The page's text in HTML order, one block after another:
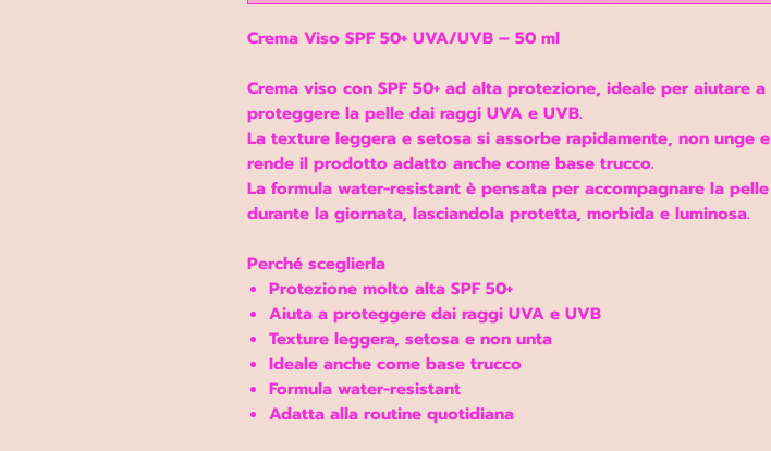
Crema Viso SPF 50+ UVA/UVB – 50 ml
Crema viso con SPF 50+ ad alta protezione, ideale per aiutare a
proteggere la pelle dai raggi UVA e UVB.
La texture leggera e setosa si assorbe rapidamente, non unge e
rende il prodotto adatto anche come base trucco.
La formula water-resistant è pensata per accompagnare la pelle
durante la giornata, lasciandola protetta, morbida e luminosa.
Perché sceglierla
Protezione molto alta SPF 50+
Aiuta a proteggere dai raggi UVA e UVB
Texture leggera, setosa e non unta
Ideale anche come base trucco
Formula water-resistant
Adatta alla routine quotidiana